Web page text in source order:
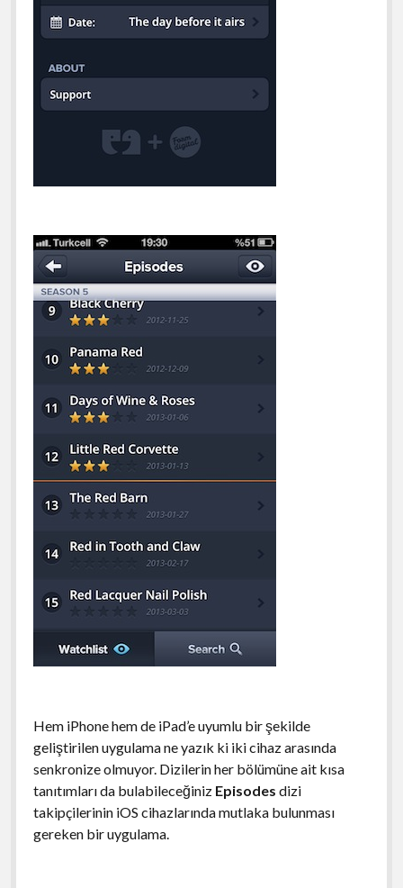
Hem iPhone hem de iPad’e uyumlu bir şekilde
geliştirilen uygulama ne yazık ki iki cihaz arasında
senkronize olmuyor. Dizilerin her bölümüne ait kısa
tanıtımları da bulabileceğiniz Episodes dizi
takipçilerinin iOS cihazlarında mutlaka bulunması
gereken bir uygulama.